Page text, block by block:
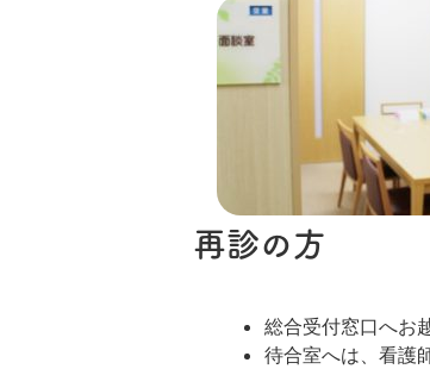
再診の方
総合受付窓口へお
待合室へは、看護